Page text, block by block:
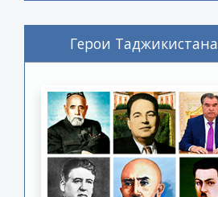
Герои Таджикистана